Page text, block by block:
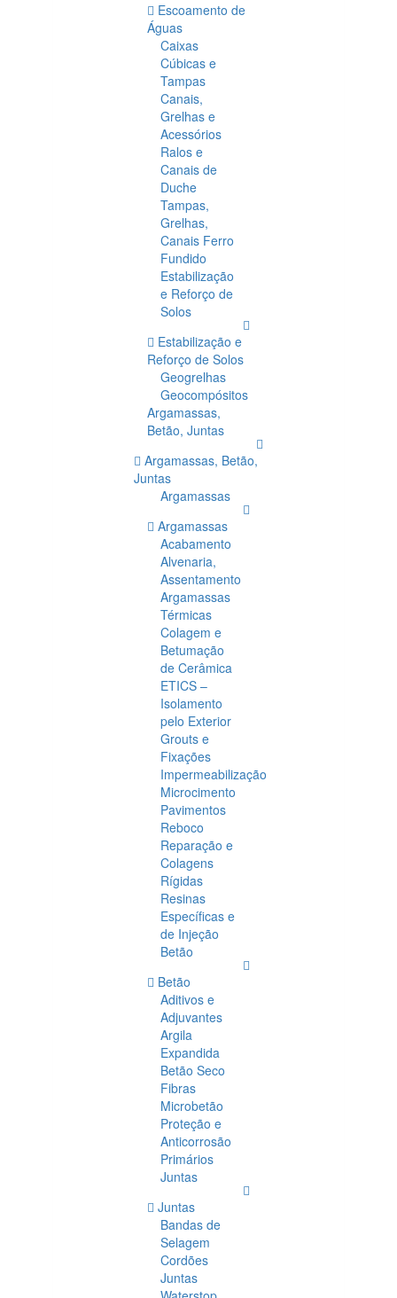
Escoamento de
Águas
Caixas
Cúbicas e
Tampas
Canais,
Grelhas e
Acessórios
Ralos e
Canais de
Duche
Tampas,
Grelhas,
Canais Ferro
Fundido
Estabilização
e Reforço de
Solos
Estabilização e
Reforço de Solos
Geogrelhas
Geocompósitos
Argamassas,
Betão, Juntas
Argamassas, Betão,
Juntas
Argamassas
Argamassas
Acabamento
Alvenaria,
Assentamento
Argamassas
Térmicas
Colagem e
Betumação
de Cerâmica
ETICS –
Isolamento
pelo Exterior
Grouts e
Fixações
Impermeabilização
Microcimento
Pavimentos
Reboco
Reparação e
Colagens
Rígidas
Resinas
Específicas e
de Injeção
Betão
Betão
Aditivos e
Adjuvantes
Argila
Expandida
Betão Seco
Fibras
Microbetão
Proteção e
Anticorrosão
Primários
Juntas
Juntas
Bandas de
Selagem
Cordões
Juntas